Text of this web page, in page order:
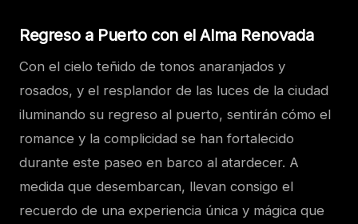
Regreso a Puerto con el Alma Renovada
Con el cielo teñido de tonos anaranjados y
rosados, y el resplandor de las luces de la ciudad
iluminando su regreso al puerto, sentirán cómo el
romance y la complicidad se han fortalecido
durante este paseo en barco al atardecer. A
medida que desembarcan, llevan consigo el
recuerdo de una experiencia única y mágica que